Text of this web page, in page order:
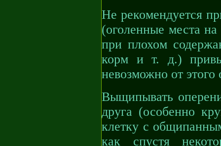
Не рекомендуется
(оголенные места
при плохом
корм и т. д.)
невозможно от этого
Выщипывать
друга (особенно
клетку с
как спустя